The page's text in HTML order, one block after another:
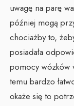
uwagę na parę
później mogą
chociażby to,
posiadała
pomocy wózków
temu bardzo
okaże się to